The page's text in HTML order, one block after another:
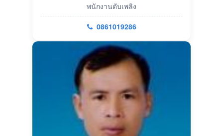
พนักงานดับเพลิง
0861019286